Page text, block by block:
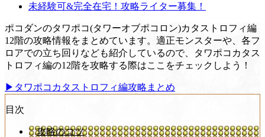
未経験可&完全在宅！攻略ライター募集！
ポコダンのタワポコ(タワーオブポコロン)カタストロフィ編
12階の攻略情報をまとめています。適正モンスターや、各フ
ロアでの立ち回りなども紹介しているので、タワポコカタス
トロフィ編の12階を攻略する際はここをチェックしよう！
▶タワポコカタストロフィ編攻略まとめ
目次
攻略のコツ